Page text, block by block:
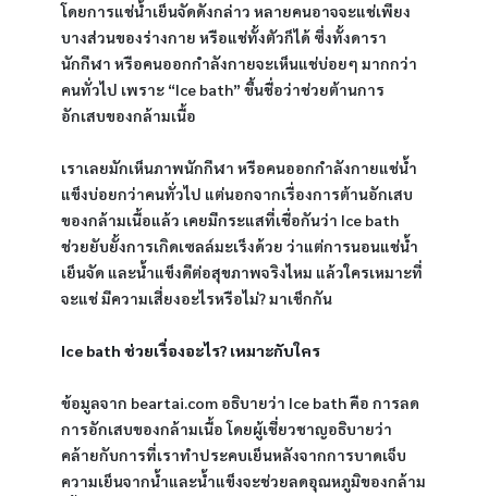
โดยการแช่น้ำเย็นจัดดังกล่าว หลายคนอาจจะแช่เพียง
บางส่วนของร่างกาย หรือแช่ทั้งตัวก็ได้ ซึ่งทั้งดารา
นักกีฬา หรือคนออกกำลังกายจะเห็นแช่บ่อยๆ มากกว่า
คนทั่วไป เพราะ “Ice bath” ขึ้นชื่อว่าช่วยต้านการ
อักเสบของกล้ามเนื้อ
เราเลยมักเห็นภาพนักกีฬา หรือคนออกกำลังกายแช่น้ำ
แข็งบ่อยกว่าคนทั่วไป แต่นอกจากเรื่องการต้านอักเสบ
ของกล้ามเนื้อแล้ว เคยมีกระแสที่เชื่อกันว่า Ice bath
ช่วยยับยั้งการเกิดเซลล์มะเร็งด้วย ว่าแต่การนอนแช่น้ำ
เย็นจัด และน้ำแข็งดีต่อสุขภาพจริงไหม แล้วใครเหมาะที่
จะแช่ มีความเสี่ยงอะไรหรือไม่? มาเช็กกัน
Ice bath ช่วยเรื่องอะไร? เหมาะกับใคร
ข้อมูลจาก beartai.com อธิบายว่า Ice bath คือ การลด
การอักเสบของกล้ามเนื้อ โดยผู้เชี่ยวชาญอธิบายว่า
คล้ายกับการที่เราทำประคบเย็นหลังจากการบาดเจ็บ
ความเย็นจากน้ำและน้ำแข็งจะช่วยลดอุณหภูมิของกล้าม